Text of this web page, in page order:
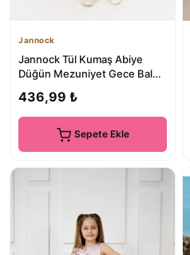
Jannock
Jannock Tül Kumaş Abiye
Düğün Mezuniyet Gece Balo
436,99 ₺
Sepete Ekle